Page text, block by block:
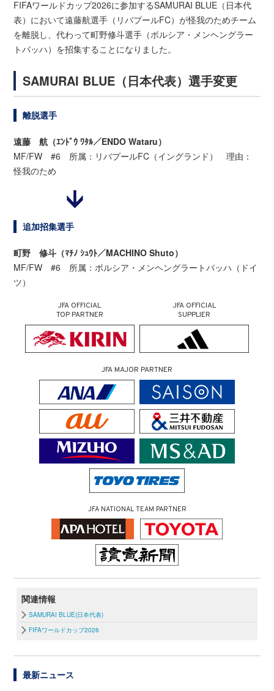
FIFAワールドカップ2026に参加するSAMURAI BLUE（日本代
表）において遠藤航選手（リバプールFC）が怪我のためチーム
を離脱し、代わって町野修斗選手（ボルシア・メンヘングラー
トバッハ）を招集することになりました。
SAMURAI BLUE（日本代表）選手変更
離脱選手
遠藤 航（ｴﾝﾄﾞｳ ﾜﾀﾙ／ENDO Wataru）
MF/FW #6 所属：リバプールFC（イングランド） 理由：
怪我のため
追加招集選手
町野 修斗（ﾏﾁﾉ ｼｭｳﾄ／MACHINO Shuto）
MF/FW #6 所属：ボルシア・メンヘングラートバッハ（ドイ
ツ）
JFA OFFICIAL
TOP PARTNER
JFA OFFICIAL
SUPPLIER
JFA MAJOR PARTNER
JFA NATIONAL TEAM PARTNER
関連情報
SAMURAI BLUE(日本代表)
FIFAワールドカップ2026
最新ニュース